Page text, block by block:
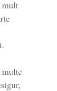
mult